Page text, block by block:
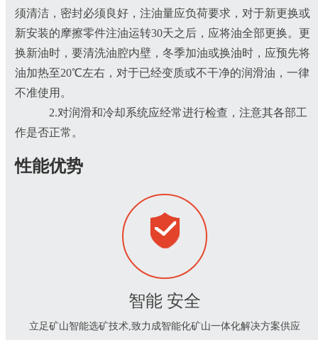
须清洁，密封必须良好，注油量应负荷要求，对于新更换或
新安装的摩擦零件注油运转30天之后，应将油全部更换。更
换新油时，要清洗油腔内壁，冬季加油或换油时，应预先将
油加热至20℃左右，对于已经变质或不干净的润滑油，一律
不准使用。
2.对润滑和冷却系统应经常进行检查，注意其各部工
作是否正常。
性能优势
智能 安全
立足矿山智能选矿技术,致力成智能化矿山一体化解决方案供应